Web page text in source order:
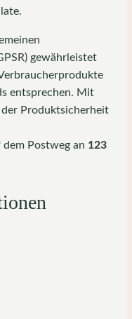
gewährleistet
entsprechen. Mit
der Produktsicherheit
Postweg an 123